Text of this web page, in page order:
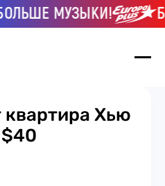
МУЗЫКИ!
квартира Хью